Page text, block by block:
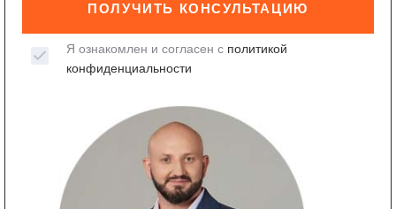
ПОЛУЧИТЬ КОНСУЛЬТАЦИЮ
Я ознакомлен и согласен с политикой
конфиденциальности